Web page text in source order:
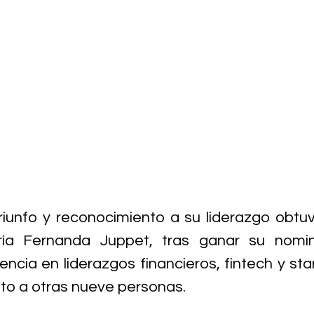
y reconocimiento a su liderazgo
Fernanda Juppet, tras ganar su
en liderazgos financieros, fintech y
a otras nueve personas.